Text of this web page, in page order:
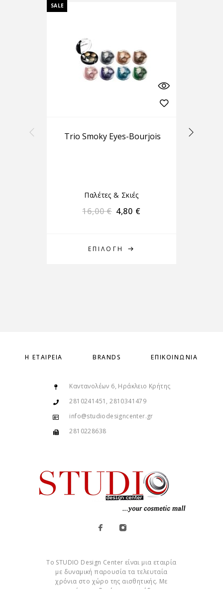
SALE
ΕΠΙΛΟΓΉ
Trio Smoky Eyes-Bourjois
Παλέτες & Σκιές
16,00€ 4,80 €
Η ΕΤΑΙΡΕΊΑ BRANDS ΕΠΙΚΟΙΝΩΝΊΑ
Καντανολέων 6, Ηράκλειο Κρήτης
2810241451, 2810341479
info@studiodesigncenter.gr
2810228638
Το STUDIO Design Center είναι μια εταιρία
με δυναμική παρουσία τα τελευταία
χρόνια στο χώρο της αισθητικής. Με